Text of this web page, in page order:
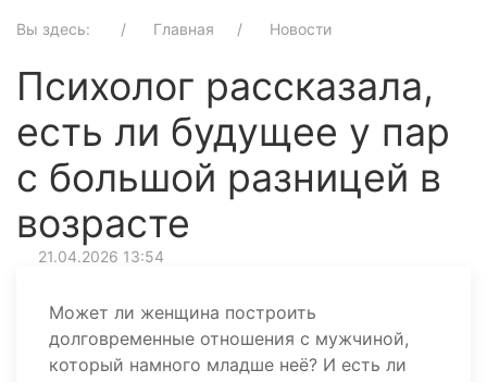
Вы здесь: Главная Новости
Психолог рассказала,
есть ли будущее у пар
с большой разницей в
возрасте
21.04.2026 13:54
Может ли женщина построить
долговременные отношения с мужчиной,
который намного младше неё? И есть ли